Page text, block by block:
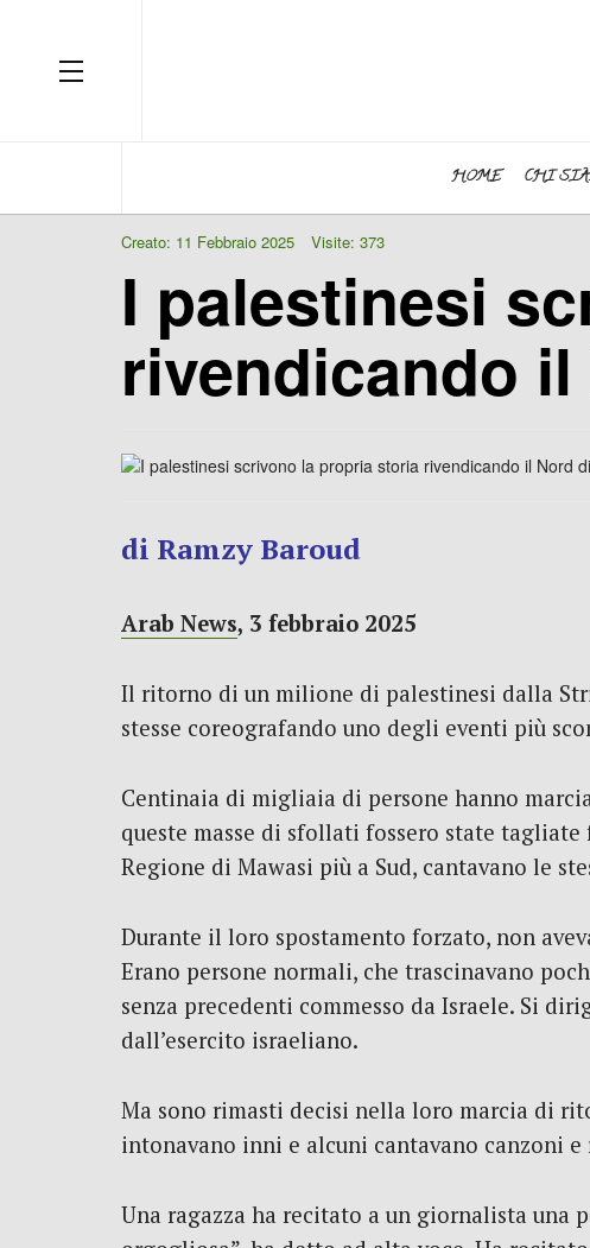
OFF CANVAS
HOME CHI
Creato: 11 Febbraio 2025 Visite: 373
I palestinesi
rivendicando
di Ramzy Baroud
Arab News, 3 febbraio 2025
Il ritorno di un milione di palestinesi dalla
stesse coreografando uno degli eventi più
Centinaia di migliaia di persone hanno
queste masse di sfollati fossero state
Regione di Mawasi più a Sud, cantavano le
Durante il loro spostamento forzato, non
Erano persone normali, che trascinavano
senza precedenti commesso da Israele. Si
dall’esercito israeliano.
Ma sono rimasti decisi nella loro marcia di
intonavano inni e alcuni cantavano canzoni
Una ragazza ha recitato a un giornalista una